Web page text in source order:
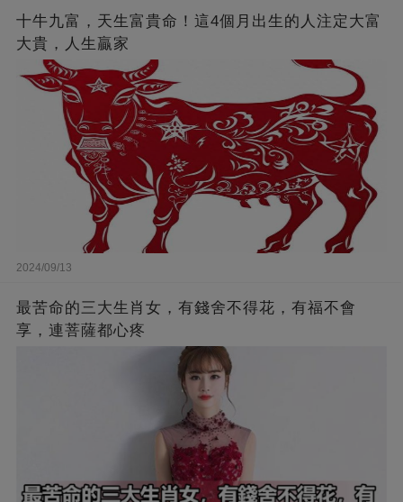
十牛九富，天生富貴命！這4個月出生的人注定大富
大貴，人生贏家
2024/09/13
最苦命的三大生肖女，有錢舍不得花，有福不會
享，連菩薩都心疼